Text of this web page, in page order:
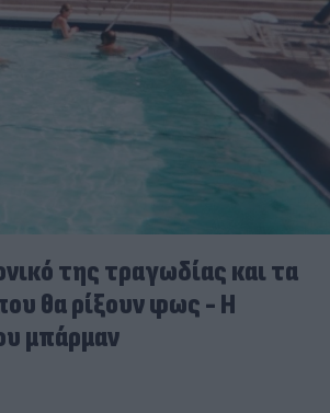
της τραγωδίας και τα
θα ρίξουν φως - Η
μπάρμαν